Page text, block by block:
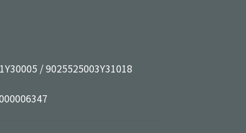
/ 9025525003Y31018